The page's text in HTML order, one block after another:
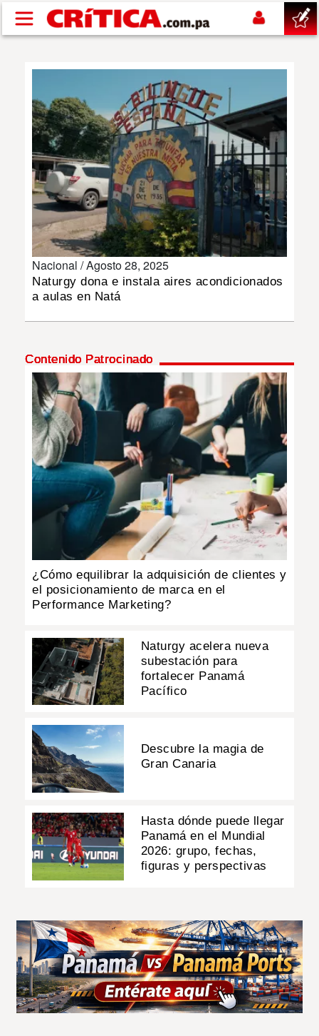
Pasar al contenido principal
SUCESOS
NACIONAL
POLÍTICA
SHOW
DEPORTES
MULTIMEDIA
IMPRESO
Nacional /Agosto 28, 2025
Naturgy dona e instala aires acondicionados
a aulas en Natá
Contenido Patrocinado
¿Cómo equilibrar la adquisición de clientes y
el posicionamiento de marca en el
Performance Marketing?
Naturgy acelera nueva
subestación para
fortalecer Panamá
Pacífico
Descubre la magia de
Gran Canaria
Hasta dónde puede llegar
Panamá en el Mundial
2026: grupo, fechas,
figuras y perspectivas